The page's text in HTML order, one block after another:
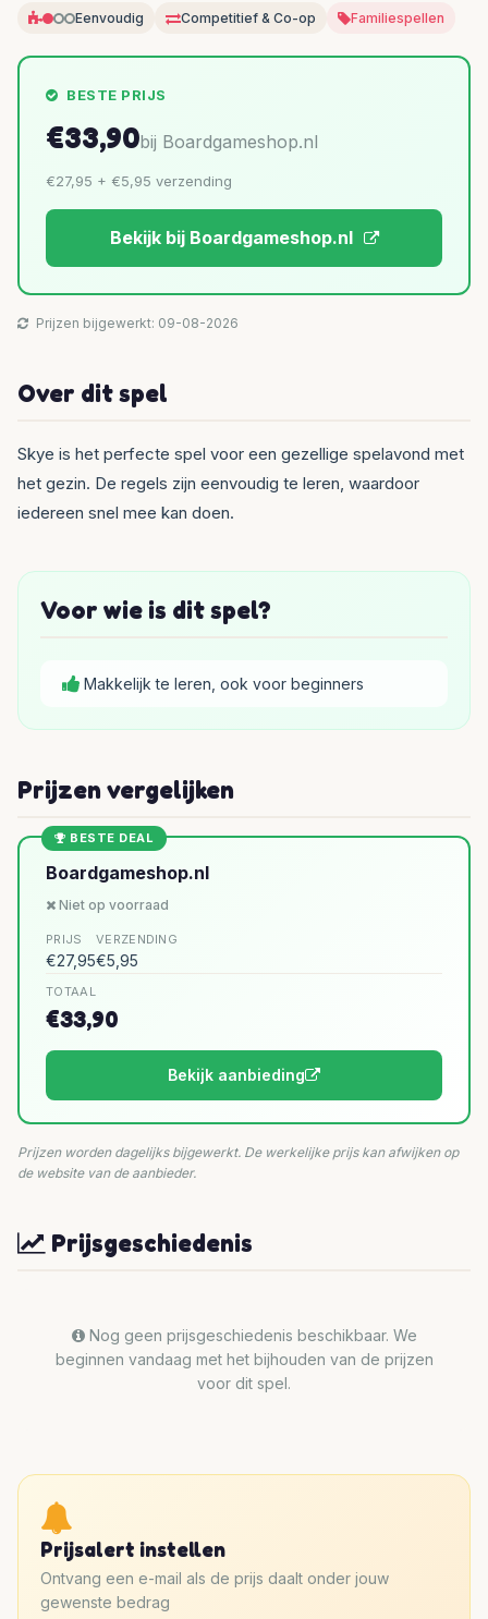
Eenvoudig Competitief & Co-op Familiespellen
BESTE PRIJS
€33,90bij Boardgameshop.nl
€27,95 + €5,95 verzending
Bekijk bij Boardgameshop.nl
Prijzen bijgewerkt: 09-08-2026
Over dit spel
Skye is het perfecte spel voor een gezellige spelavond met
het gezin. De regels zijn eenvoudig te leren, waardoor
iedereen snel mee kan doen.
Voor wie is dit spel?
Makkelijk te leren, ook voor beginners
Prijzen vergelijken
BESTE DEAL
Boardgameshop.nl
Niet op voorraad
PRIJS
€27,95
VERZENDING
€5,95
TOTAAL
€33,90
Bekijk aanbieding
Prijzen worden dagelijks bijgewerkt. De werkelijke prijs kan afwijken op
de website van de aanbieder.
Prijsgeschiedenis
Nog geen prijsgeschiedenis beschikbaar. We
beginnen vandaag met het bijhouden van de prijzen
voor dit spel.
Prijsalert instellen
Ontvang een e-mail als de prijs daalt onder jouw
gewenste bedrag